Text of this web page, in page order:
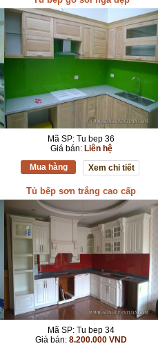
Mã SP: Tu bep 36
Giá bán: Liên hệ
Mua hàng
Xem chi tiết
Tủ bếp sơn trắng cao cấp
Mã SP: Tu bep 34
Giá bán: 8.200.000 VND